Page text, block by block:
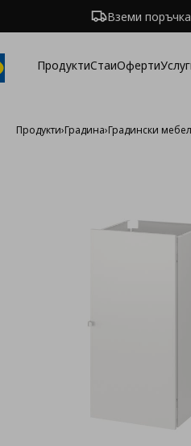
Вземи
ПродуктиСтаиОферти
Продукти›Градина›Градински